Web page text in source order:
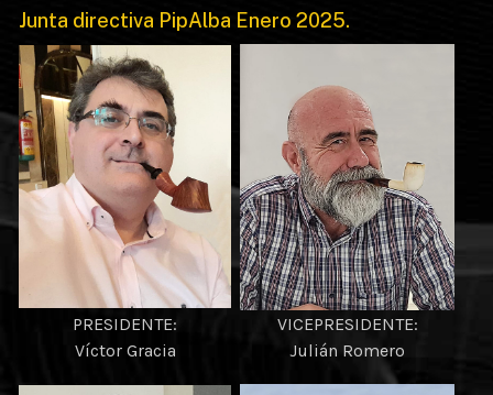
Junta directiva PipAlba Enero 2025.
PRESIDENTE:
Víctor Gracia
VICEPRESIDENTE:
Julián Romero